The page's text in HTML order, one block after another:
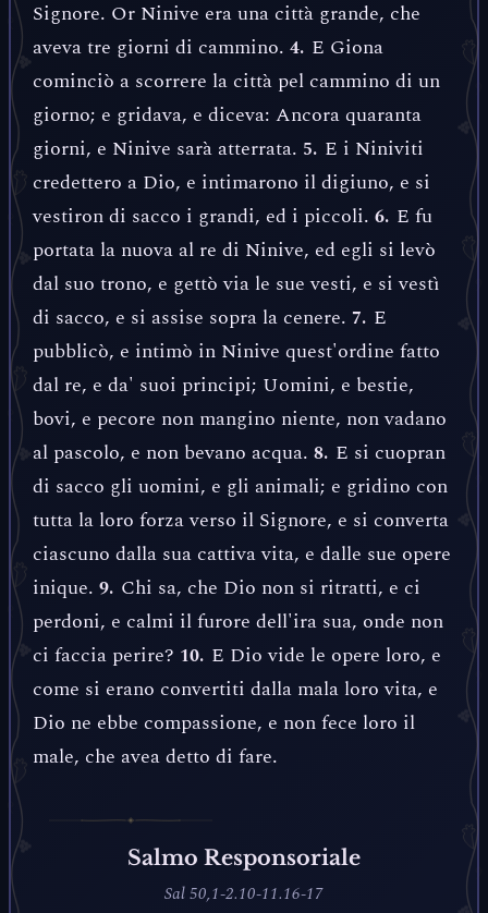
Signore. Or Ninive era una città grande, che
aveva tre giorni di cammino. 4. E Giona
cominciò a scorrere la città pel cammino di un
giorno; e gridava, e diceva: Ancora quaranta
giorni, e Ninive sarà atterrata. 5. E i Niniviti
credettero a Dio, e intimarono il digiuno, e si
vestiron di sacco i grandi, ed i piccoli. 6. E fu
portata la nuova al re di Ninive, ed egli si levò
dal suo trono, e gettò via le sue vesti, e si vestì
di sacco, e si assise sopra la cenere. 7. E
pubblicò, e intimò in Ninive quest'ordine fatto
dal re, e da' suoi principi; Uomini, e bestie,
bovi, e pecore non mangino niente, non vadano
al pascolo, e non bevano acqua. 8. E si cuopran
di sacco gli uomini, e gli animali; e gridino con
tutta la loro forza verso il Signore, e si converta
ciascuno dalla sua cattiva vita, e dalle sue opere
inique. 9. Chi sa, che Dio non si ritratti, e ci
perdoni, e calmi il furore dell'ira sua, onde non
ci faccia perire? 10. E Dio vide le opere loro, e
come si erano convertiti dalla mala loro vita, e
Dio ne ebbe compassione, e non fece loro il
male, che avea detto di fare.
Salmo Responsoriale
Sal 50,1-2.10-11.16-17